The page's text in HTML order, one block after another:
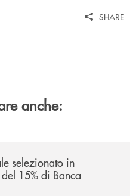
SHARE
anche:
selezionato in
15% di Banca